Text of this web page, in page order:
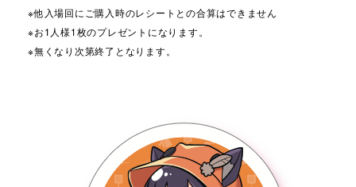
※他入場回にご購入時のレシートとの合算はできません
※お1人様1枚のプレゼントになります。
※無くなり次第終了となります。